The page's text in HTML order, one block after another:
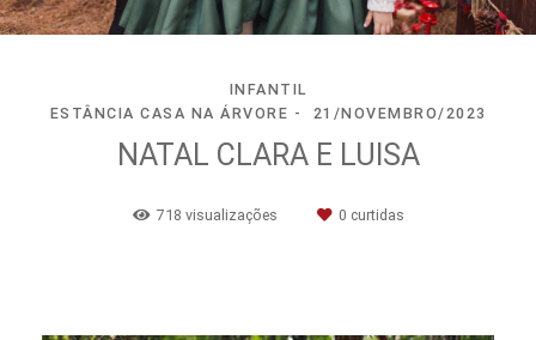
INFANTIL
ESTÂNCIA CASA NA ÁRVORE
21/NOVEMBRO/2023
NATAL CLARA E LUISA
718 visualizações 0 curtidas